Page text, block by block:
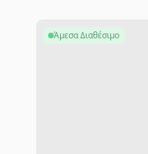
Άμεσα Διαθέσιμο